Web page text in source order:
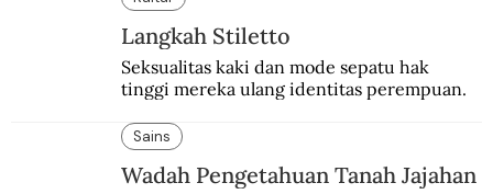
Langkah Stiletto
Seksualitas kaki dan mode sepatu hak
tinggi mereka ulang identitas perempuan.
Sains
Wadah Pengetahuan Tanah Jajahan